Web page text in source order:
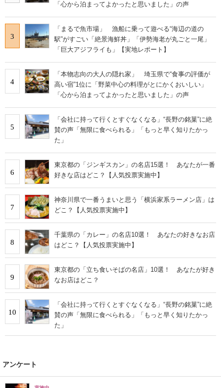
「心から泊まってよかったと思いました」の声
3
「まるで魚市場」 漁船に乗って遊べる“海辺の道の
駅”がすごい「絶景海鮮丼」「伊勢海老が丸ごと一尾」
「巨大アジフライも」【実地レポート】
4
「本物志向の大人の隠れ家」 埼玉県で“食事の評価が
高い宿”1位に「野菜中心の料理がとにかくおいしい」
「心から泊まってよかったと思いました」の声
5
「会社に持って行くとすぐなくなる」“長野の銘菓”に絶
賛の声「無限に食べられる」「もっと早く知りたかっ
た」
6
東京都の「ジンギスカン」の名店15選！ あなたが一番
好きな店はどこ？【人気投票実施中】
7
神奈川県で一番うまいと思う「横浜家系ラーメン店」は
どこ？【人気投票実施中】
8
千葉県の「カレー」の名店10選！ あなたの好きなお店
はどこ？【人気投票実施中】
9
東京都の「立ち食いそばの名店」10選！ あなたが好き
なお店はどこ？
10
「会社に持って行くとすぐなくなる」“長野の銘菓”に絶
賛の声「無限に食べられる」「もっと早く知りたかっ
た」
アンケート